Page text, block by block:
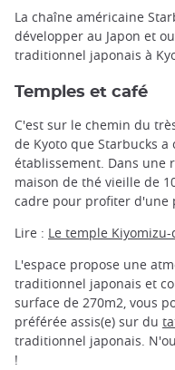
La chaîne américaine
développer au Japon et
traditionnel japonais à
Temples et café
C'est sur le chemin du
de Kyoto que Starbucks
établissement. Dans une
maison de thé vieille de
cadre pour profiter d'une
Lire : Le temple Kiyomizu-
L'espace propose une
traditionnel japonais et
surface de 270m2, vous
préférée assis(e) sur du
traditionnel japonais.
!